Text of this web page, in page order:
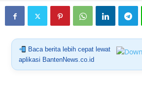
Baca berita lebih cepat lewat
aplikasi BantenNews.co.id